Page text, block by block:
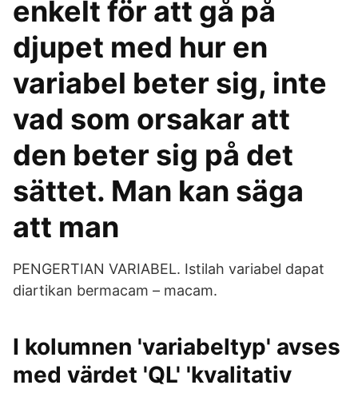
enkelt för att gå på
djupet med hur en
variabel beter sig, inte
vad som orsakar att
den beter sig på det
sättet. Man kan säga
att man
PENGERTIAN VARIABEL. Istilah variabel dapat
diartikan bermacam – macam.
I kolumnen 'variabeltyp' avses
med värdet 'QL' 'kvalitativ